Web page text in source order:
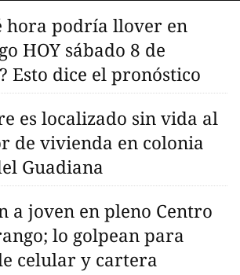
hora podría llover en
HOY sábado 8 de
Esto dice el pronóstico
es localizado sin vida al
de vivienda en colonia
Guadiana
a joven en pleno Centro
lo golpean para
celular y cartera